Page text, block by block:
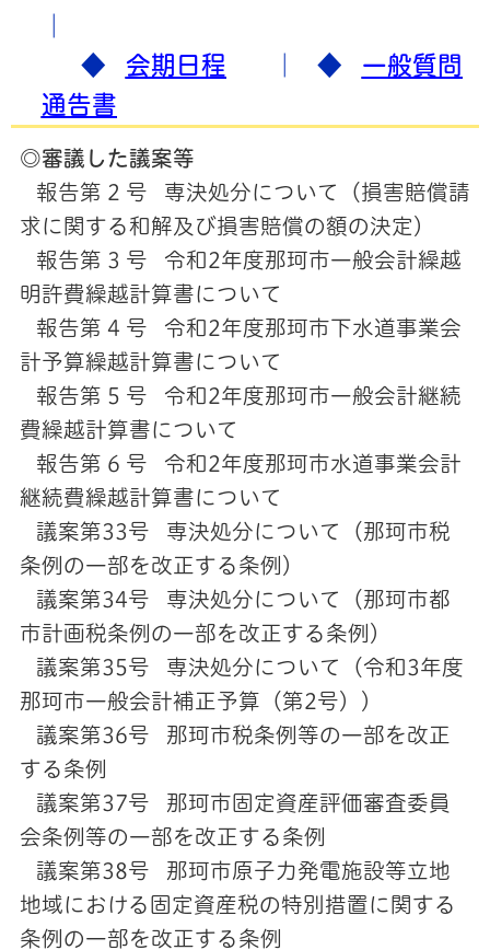
◆ 会期日程 ｜ ◆ 一般質問
通告書
◎審議した議案等
報告第 2 号 専決処分について（損害賠償請
求に関する和解及び損害賠償の額の決定）
報告第 3 号 令和2年度那珂市一般会計繰越
明許費繰越計算書について
報告第 4 号 令和2年度那珂市下水道事業会
計予算繰越計算書について
報告第 5 号 令和2年度那珂市一般会計継続
費繰越計算書について
報告第 6 号 令和2年度那珂市水道事業会計
継続費繰越計算書について
議案第33号 専決処分について（那珂市税
条例の一部を改正する条例）
議案第34号 専決処分について（那珂市都
市計画税条例の一部を改正する条例）
議案第35号 専決処分について（令和3年度
那珂市一般会計補正予算（第2号））
議案第36号 那珂市税条例等の一部を改正
する条例
議案第37号 那珂市固定資産評価審査委員
会条例等の一部を改正する条例
議案第38号 那珂市原子力発電施設等立地
地域における固定資産税の特別措置に関する
条例の一部を改正する条例